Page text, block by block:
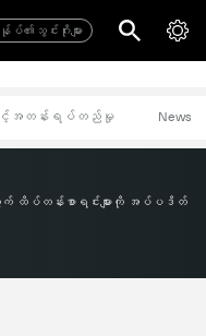
ပ်၏သွင်းဂိုးများ
အတန်းရပ်တည်မှု News
ားအတွက် ထိပ်တန်းစာရင်းများကို အပ်ပဒိတ်